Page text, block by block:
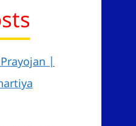
Prayojan |